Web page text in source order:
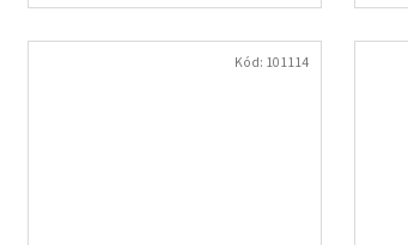
Kód: 101114